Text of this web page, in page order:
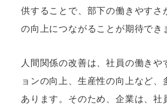
供することで、部下の働きやすさ
の向上につながることが期待でき
人間関係の改善は、社員の働きや
ョンの向上、生産性の向上など、
あります。そのため、企業は、社